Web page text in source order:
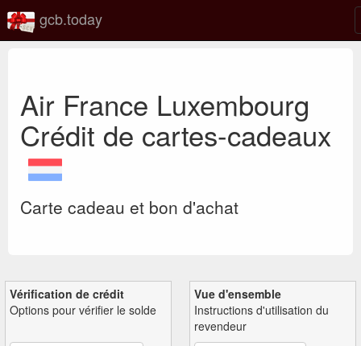
gcb.today
Air France Luxembourg
Crédit de cartes-cadeaux
Carte cadeau et bon d'achat
Vérification de crédit
Options pour vérifier le solde
Vue d'ensemble
Instructions d'utilisation du
revendeur